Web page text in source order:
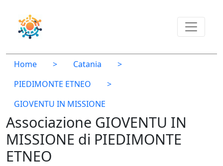
Home > Catania
>
PIEDIMONTE ETNEO
>
GIOVENTU IN MISSIONE
Associazione GIOVENTU IN
MISSIONE di PIEDIMONTE
ETNEO